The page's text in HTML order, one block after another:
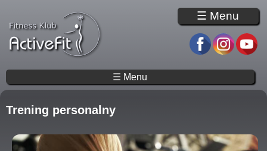
☰ Menu
☰ Menu
Trening personalny